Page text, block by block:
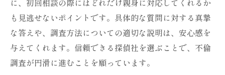
に、初回相談の際にはどれだけ親身に対応してくれるか
も見逃せないポイントです。具体的な質問に対する真摯
な答えや、調査方法についての適切な説明は、安心感を
与えてくれます。信頼できる探偵社を選ぶことで、不倫
調査が円滑に進むことを願っています。